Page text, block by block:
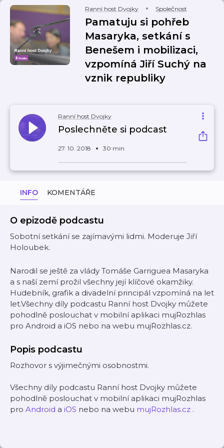
Ranní host Dvojky Společnost
Pamatuju si pohřeb
Masaryka, setkání s
Benešem i mobilizaci,
vzpomíná Jiří Suchý na
vznik republiky
Ranní host Dvojky
Poslechněte si podcast
27. 10. 2018 30 min
INFO KOMENTÁŘE
O epizodě podcastu
Sobotní setkání se zajímavými lidmi. Moderuje Jiří
Holoubek.
Narodil se ještě za vlády Tomáše Garriguea Masaryka
a s naší zemí prožil všechny její klíčové okamžiky.
Hudebník, grafik a divadelní principál vzpomíná na let
let.Všechny díly podcastu Ranní host Dvojky můžete
pohodlně poslouchat v mobilní aplikaci mujRozhlas
pro Android a iOS nebo na webu mujRozhlas.cz.
Popis podcastu
Rozhovor s výjimečnými osobnostmi.
Všechny díly podcastu Ranní host Dvojky můžete
pohodlně poslouchat v mobilní aplikaci mujRozhlas
pro Android a iOS nebo na webu mujRozhlas.cz .